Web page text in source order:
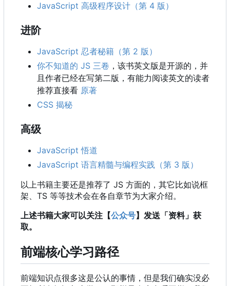
JavaScript 高级程序设计（第 4 版）
进阶
JavaScript 忍者秘籍（第 2 版）
你不知道的 JS 三卷 ，该书英文版是开源的，并
且作者已经在写第二版，有能力阅读英文的读者
推荐直接看 原著
CSS 揭秘
高级
JavaScript 悟道
JavaScript 语言精髓与编程实践（第 3 版）
以上书籍主要还是推荐了 JS 方面的 ， 其它比如说框
架、TS 等等技术会在各自章节为大家介绍。
上述书籍大家可以关注【公众号】发送「资料」获
取。
前端核心学习路径
前端知识点很多这是公认的事情，但是我们确实没必